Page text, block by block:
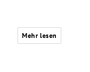
Mehr lesen